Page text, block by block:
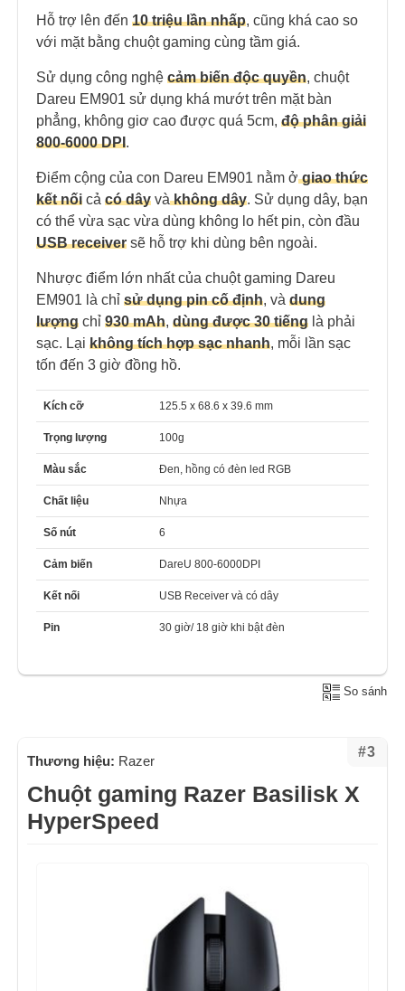
Hỗ trợ lên đến 10 triệu lần nhấp, cũng khá cao so
với mặt bằng chuột gaming cùng tầm giá.
Sử dụng công nghệ cảm biến độc quyền, chuột
Dareu EM901 sử dụng khá mướt trên mặt bàn
phẳng, không giơ cao được quá 5cm, độ phân giải
800-6000 DPI.
Điểm cộng của con Dareu EM901 nằm ởgiao thức
kết nối cả có dây vàkhông dây. Sử dụng dây, bạn
có thể vừa sạc vừa dùng không lo hết pin, còn đầu
USB receiver sẽ hỗ trợ khi dùng bên ngoài.
Nhược điểm lớn nhất của chuột gaming Dareu
EM901 là chỉ sử dụng pin cố định, và dung
lượng chỉ 930 mAh, dùng được 30 tiếng là phải
sạc. Lại không tích hợp sạc nhanh, mỗi lần sạc
tốn đến 3 giờ đồng hồ.
Kích cỡ 125.5 x 68.6 x 39.6 mm
Trọng lượng 100g
Màu sắc Đen, hồng có đèn led RGB
Chất liệu Nhựa
Số nút 6
Cảm biến DareU 800-6000DPI
Kết nối USB Receiver và có dây
Pin 30 giờ/ 18 giờ khi bật đèn
So sánh
#3
Thương hiệu: Razer
Chuột gaming Razer Basilisk X
HyperSpeed